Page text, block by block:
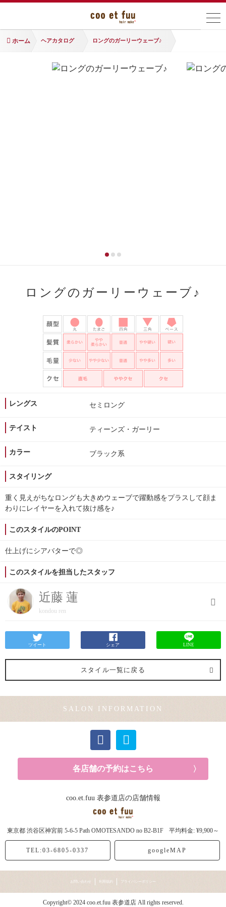
ホーム ヘアカタログ ロングのガーリーウェーブ♪
ロングのガーリーウェーブ♪
レングス セミロング
テイスト ティーンズ・ガーリー
カラー ブラック系
スタイリング
重く見えがちなロングも大きめウェーブで躍動感をプラスして顔ま
わりにレイヤーを入れて抜け感を♪
このスタイルのPOINT
仕上げにシアバターで◎
このスタイルを担当したスタッフ
近藤 蓮
kondou ren
ツイート シェア LINE
スタイル一覧に戻る
SALON INFORMATION
各店舗の予約はこちら
coo.et.fuu 表参道店の店舗情報
東京都 渋谷区神宮前 5-6-5 Path OMOTESANDO no B2-B1F 平均料金: ¥9,900～
TEL:03-6805-0337 googleMAP
お問い合わせ 利用規約 プライバシーポリシー
Copyright© 2024 coo.et.fuu 表参道店 All rights reserved.